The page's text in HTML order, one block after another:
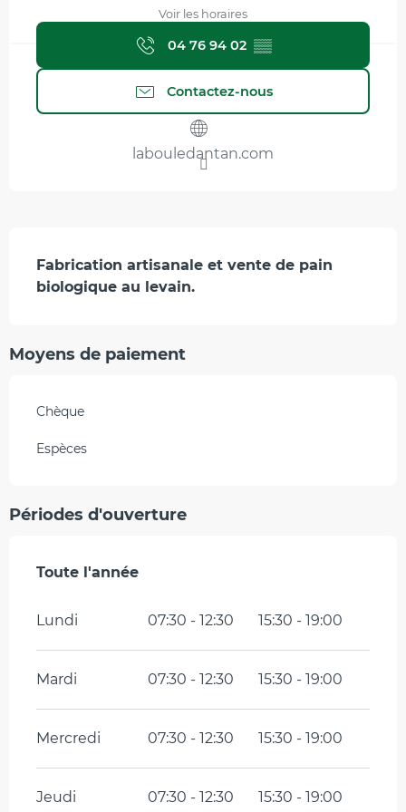
Voir les horaires
04 76 94 02 ▒▒
Contactez-nous
labouledantan.com
Description
Fabrication artisanale et vente de pain
biologique au levain.
Moyens de paiement
Chèque
Espèces
Périodes d'ouverture
Toute l'année
Toute l'année
Lundi 07:30 - 12:30 15:30 - 19:00
Mardi 07:30 - 12:30 15:30 - 19:00
Mercredi 07:30 - 12:30 15:30 - 19:00
Jeudi 07:30 - 12:30 15:30 - 19:00